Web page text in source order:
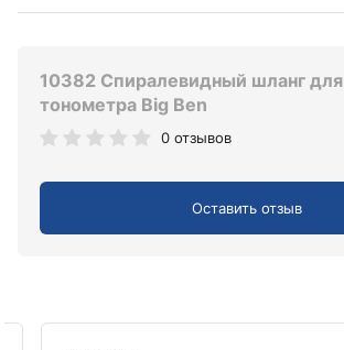
10382 Спиралевидный шланг для
тонометра Big Ben
0 отзывов
Оставить отзыв